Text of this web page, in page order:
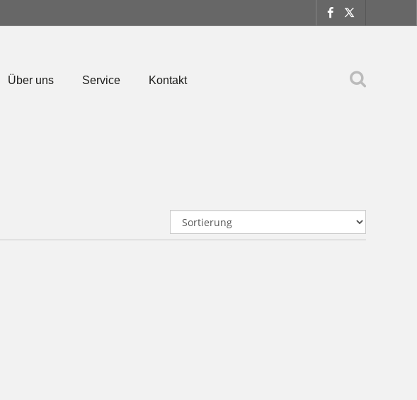
Über uns Service Kontakt